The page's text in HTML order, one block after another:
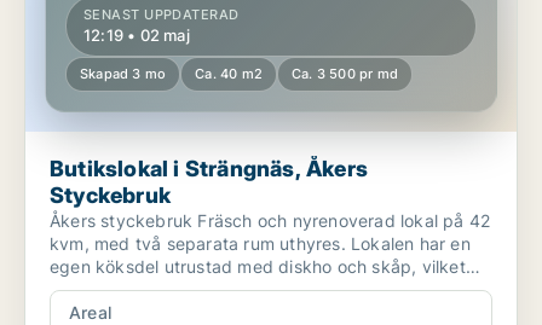
SENAST UPPDATERAD
12:19 • 02 maj
Skapad 3 mo Ca. 40 m2 Ca. 3 500 pr md
Butikslokal i Strängnäs, Åkers
Styckebruk
Åkers styckebruk Fräsch och nyrenoverad lokal på 42
kvm, med två separata rum uthyres. Lokalen har en
egen köksdel utrustad med diskho och skåp, vilket
g...
Areal